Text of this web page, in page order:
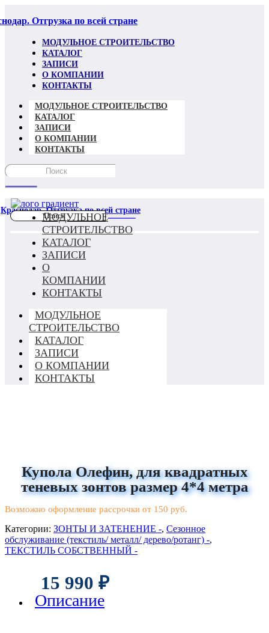
Отгрузка по всей стране
МОДУЛЬНОЕ СТРОИТЕЛЬСТВО
КАТАЛОГ
ЗАПИСИ
О КОМПАНИИ
КОНТАКТЫ
МОДУЛЬНОЕ СТРОИТЕЛЬСТВО
КАТАЛОГ
ЗАПИСИ
О КОМПАНИИ
КОНТАКТЫ
Краснодар. Отгрузка по всей стране
МОДУЛЬНОЕ
СТРОИТЕЛЬСТВО
КАТАЛОГ
ЗАПИСИ
О
КОМПАНИИ
КОНТАКТЫ
МОДУЛЬНОЕ
СТРОИТЕЛЬСТВО
КАТАЛОГ
ЗАПИСИ
О КОМПАНИИ
КОНТАКТЫ
Купола Олефин, для квадратных
теневых зонтов размер 4*4 метра
Возможно оформление рассрочки от 150 руб.
Категории: ЗОНТЫ И ЗАТЕНЕНИЕ -, Сезонное
обслуживание (текстиль/ металл/ дерево/ротанг) -,
ТЕКСТИЛЬ СОБСТВЕННЫЙ -
15 990 ₽
Описание